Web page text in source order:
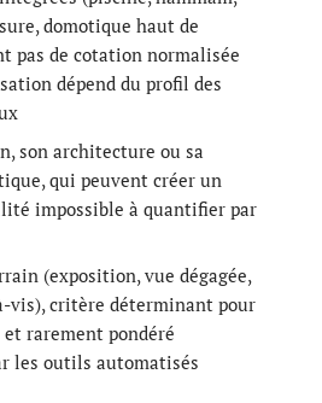
domotique haut de
pas de cotation normalisée
dépend du profil des
son architecture ou sa
qui peuvent créer un
impossible à quantifier par
(exposition, vue dégagée,
vis), critère déterminant pour
rarement pondéré
les outils automatisés